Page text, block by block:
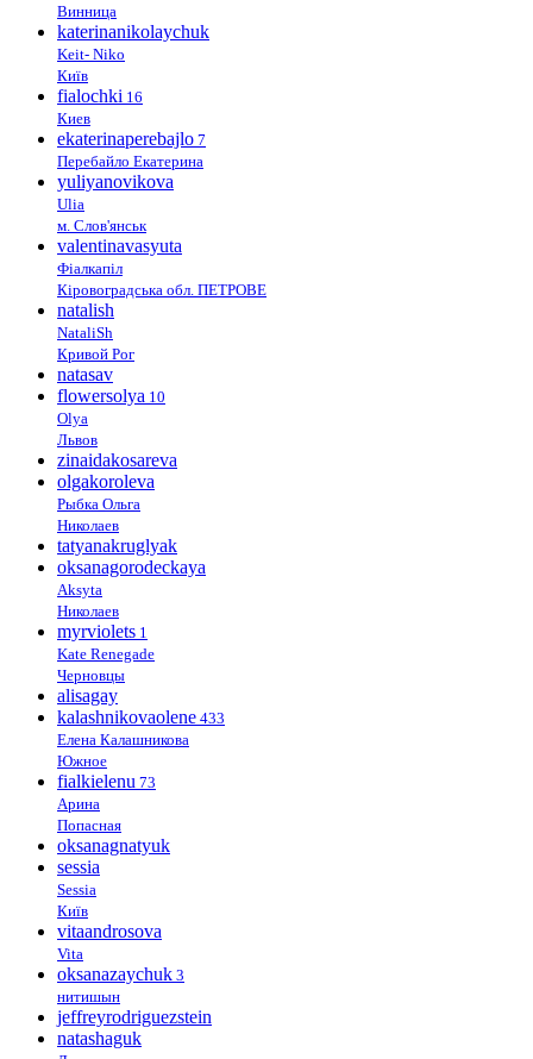
Винница
katerinanikolaychuk
Keit- Niko
Київ
fialochki 16
Киев
ekaterinaperebajlo 7
Перебайло Екатерина
yuliyanovikova
Ulia
м. Слов'янськ
valentinavasyuta
Фіалкапіл
Кіровоградська обл. ПЕТРОВЕ
natalish
NataliSh
Кривой Рог
natasav
flowersolya 10
Olya
Львов
zinaidakosareva
olgakoroleva
Рыбка Ольга
Николаев
tatyanakruglyak
oksanagorodeckaya
Aksyta
Николаев
myrviolets 1
Kate Renegade
Черновцы
alisagay
kalashnikovaolene 433
Елена Калашникова
Южное
fialkielenu 73
Арина
Попасная
oksanagnatyuk
sessia
Sessia
Київ
vitaandrosova
Vita
oksanazaychuk 3
нитишын
jeffreyrodriguezstein
natashaguk